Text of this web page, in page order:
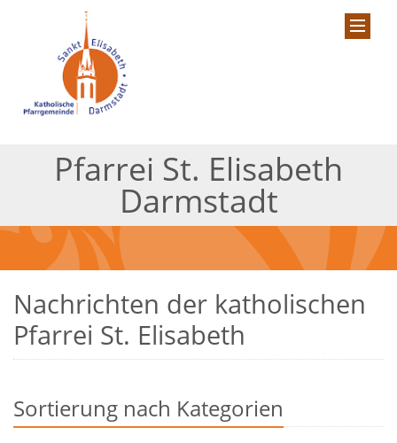
Pfarrei St. Elisabeth
Darmstadt
Nachrichten der katholischen
Pfarrei St. Elisabeth
Sortierung nach Kategorien